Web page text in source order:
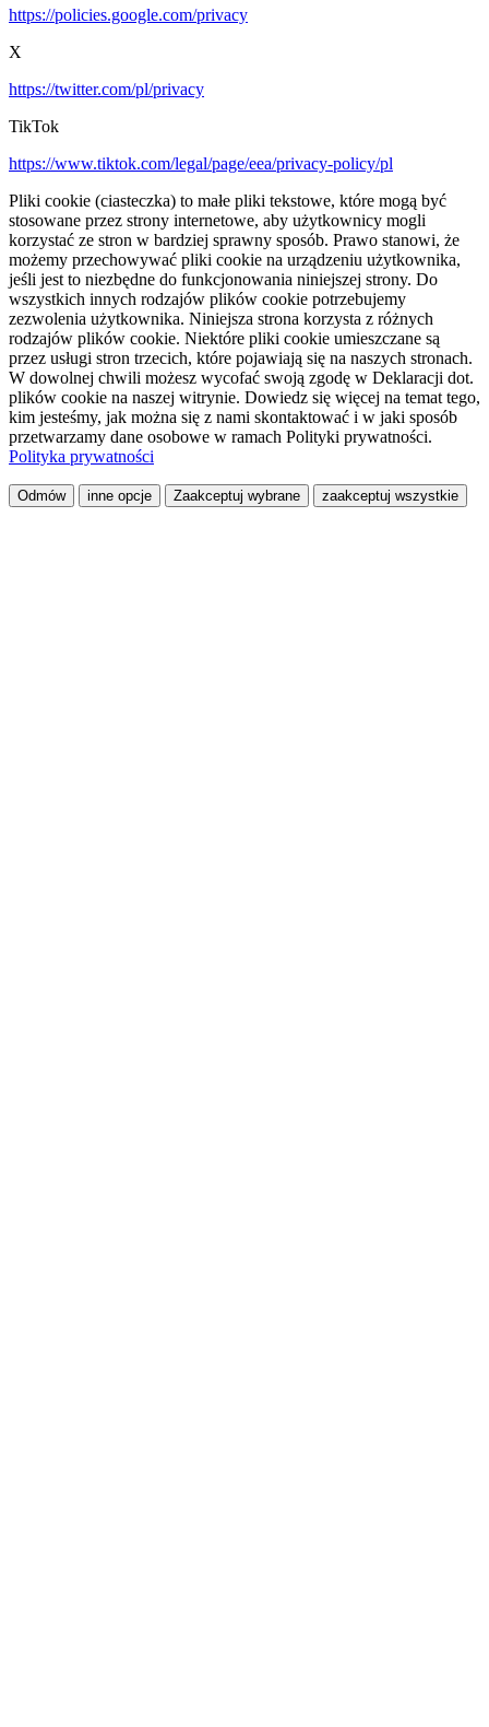
https://policies.google.com/privacy
X
https://twitter.com/pl/privacy
TikTok
https://www.tiktok.com/legal/page/eea/privacy-policy/pl
Pliki cookie (ciasteczka) to małe pliki tekstowe, które mogą być
stosowane przez strony internetowe, aby użytkownicy mogli
korzystać ze stron w bardziej sprawny sposób. Prawo stanowi, że
możemy przechowywać pliki cookie na urządzeniu użytkownika,
jeśli jest to niezbędne do funkcjonowania niniejszej strony. Do
wszystkich innych rodzajów plików cookie potrzebujemy
zezwolenia użytkownika. Niniejsza strona korzysta z różnych
rodzajów plików cookie. Niektóre pliki cookie umieszczane są
przez usługi stron trzecich, które pojawiają się na naszych stronach.
W dowolnej chwili możesz wycofać swoją zgodę w Deklaracji dot.
plików cookie na naszej witrynie. Dowiedz się więcej na temat tego,
kim jesteśmy, jak można się z nami skontaktować i w jaki sposób
przetwarzamy dane osobowe w ramach Polityki prywatności.
Polityka prywatności
Odmów inne opcje Zaakceptuj wybrane zaakceptuj wszystkie